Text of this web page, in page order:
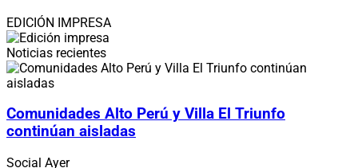
EDICIÓN IMPRESA
Noticias recientes
Comunidades Alto Perú y Villa El Triunfo
continúan aisladas
Social Ayer